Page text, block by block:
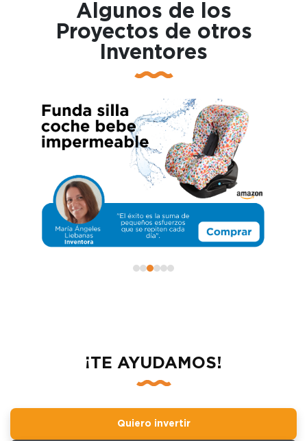
Algunos de los
Proyectos de otros
Inventores
¡TE AYUDAMOS!
Quiero invertir